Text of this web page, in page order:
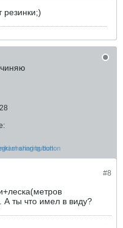
резинки;)
#8
А ты что имел в виду?